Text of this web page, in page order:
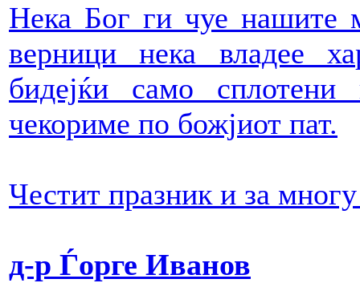
Нека Бог ги чуе нашите
верници нека владее
бидејќи само
чекориме по божјиот пат.
Честит празник и за
д-р Ѓорге Иванов